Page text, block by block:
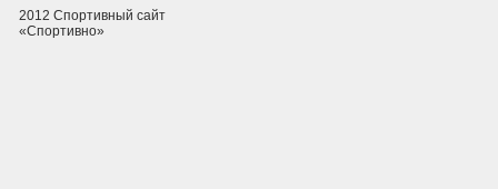
2012 Спортивный сайт
«Спортивно»